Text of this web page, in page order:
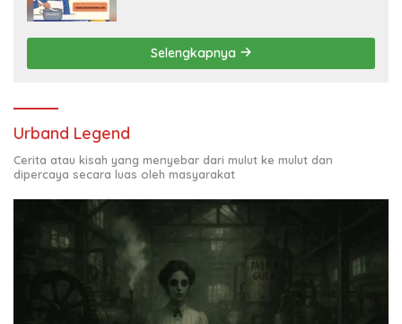
Selengkapnya
Urband Legend
Cerita atau kisah yang menyebar dari mulut ke mulut dan
dipercaya secara luas oleh masyarakat